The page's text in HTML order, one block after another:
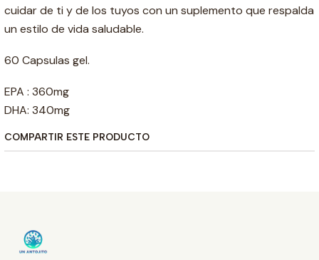
cuidar de ti y de los tuyos con un suplemento que respalda
un estilo de vida saludable.
60 Capsulas gel.
EPA : 360mg
DHA: 340mg
COMPARTIR ESTE PRODUCTO